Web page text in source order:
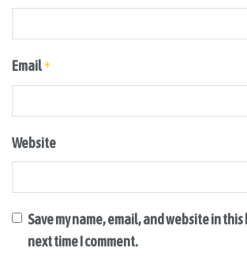
Email*
Website
Save my name, email, and website in
next time I comment.